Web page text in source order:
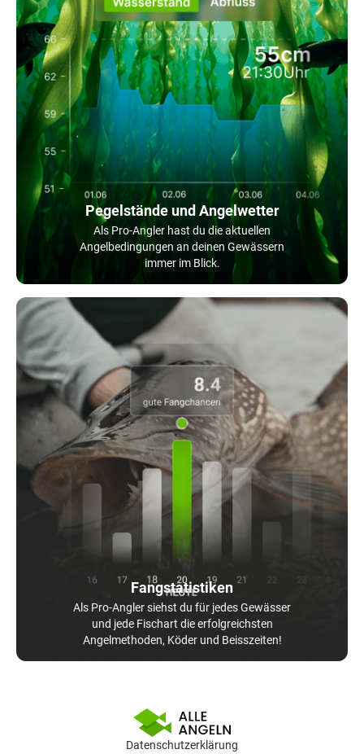
Pegelstände und Angelwetter
Als Pro-Angler hast du die aktuellen
Angelbedingungen an deinen Gewässern
immer im Blick.
Fangstatistiken
Als Pro-Angler siehst du für jedes Gewässer
und jede Fischart die erfolgreichsten
Angelmethoden, Köder und Beisszeiten!
Datenschutzerklärung